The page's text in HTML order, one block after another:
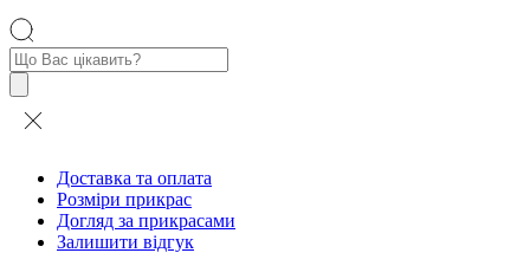
Пошук
товарів
Доставка та оплата
Розміри прикрас
Догляд за прикрасами
Залишити відгук